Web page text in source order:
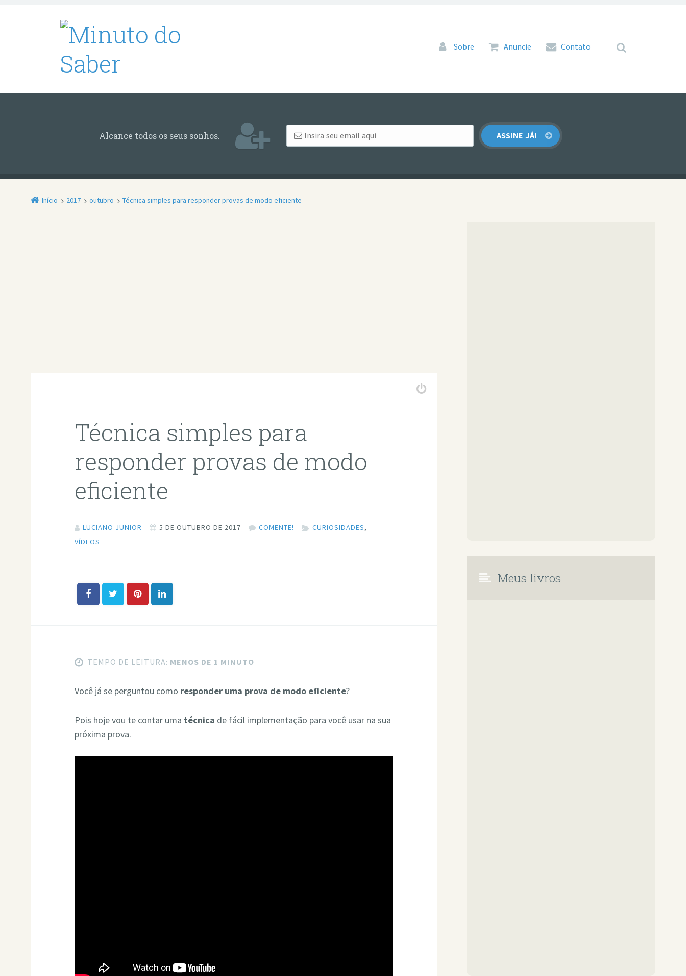
Pular para o conteúdo
Sobre Anuncie Contato
Alcance todos os seus sonhos.
Início 2017 outubro Técnica simples para responder provas de modo eficiente
Técnica simples para
responder provas de modo
eficiente
LUCIANO JUNIOR 5 DE OUTUBRO DE 2017 COMENTE! CURIOSIDADES,
VÍDEOS
TEMPO DE LEITURA: MENOS DE 1 MINUTO
Você já se perguntou como responder uma prova de modo eficiente?
Pois hoje vou te contar uma técnica de fácil implementação para você usar na sua
próxima prova.
Meus livros